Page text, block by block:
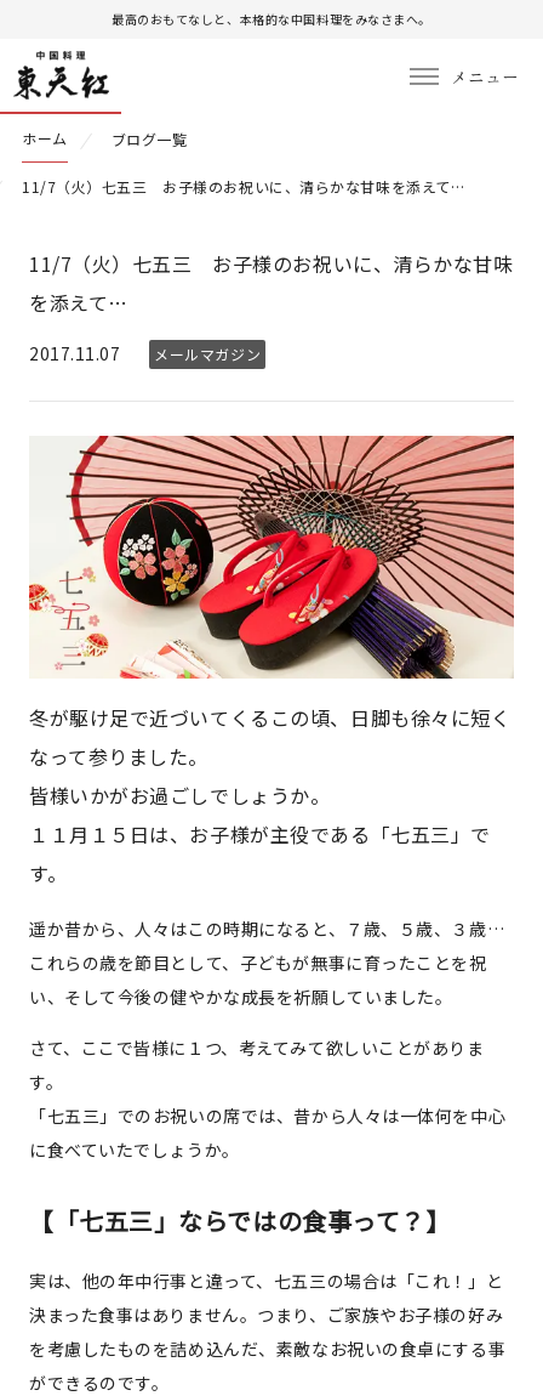
最高のおもてなしと、本格的な中国料理をみなさまへ。
ホーム ブログ一覧
11/7（火）七五三 お子様のお祝いに、清らかな甘味を添えて…
11/7（火）七五三 お子様のお祝いに、清らかな甘味
を添えて…
2017.11.07 メールマガジン
冬が駆け足で近づいてくるこの頃、日脚も徐々に短く
なって参りました。
皆様いかがお過ごしでしょうか。
１１月１５日は、お子様が主役である「七五三」で
す。
遥か昔から、人々はこの時期になると、７歳、５歳、３歳…
これらの歳を節目として、子どもが無事に育ったことを祝
い、そして今後の健やかな成長を祈願していました。
さて、ここで皆様に１つ、考えてみて欲しいことがありま
す。
「七五三」でのお祝いの席では、昔から人々は一体何を中心
に食べていたでしょうか。
【「七五三」ならではの食事って？】
実は、他の年中行事と違って、七五三の場合は「これ！」と
決まった食事はありません。つまり、ご家族やお子様の好み
を考慮したものを詰め込んだ、素敵なお祝いの食卓にする事
ができるのです。